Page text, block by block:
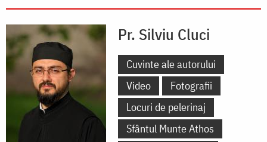
Pr. Silviu Cluci
Cuvinte ale autorului
Video
Fotografii
Locuri de pelerinaj
Sfântul Munte Athos